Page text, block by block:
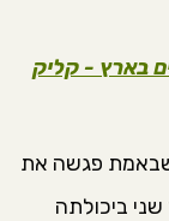
בארץ - קליק
שבאמת פגשה את
שני ביכולתה